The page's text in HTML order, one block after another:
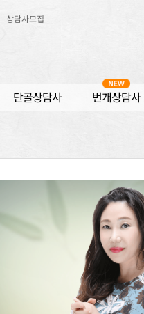
상담사모집
단골상담사 번개상담사